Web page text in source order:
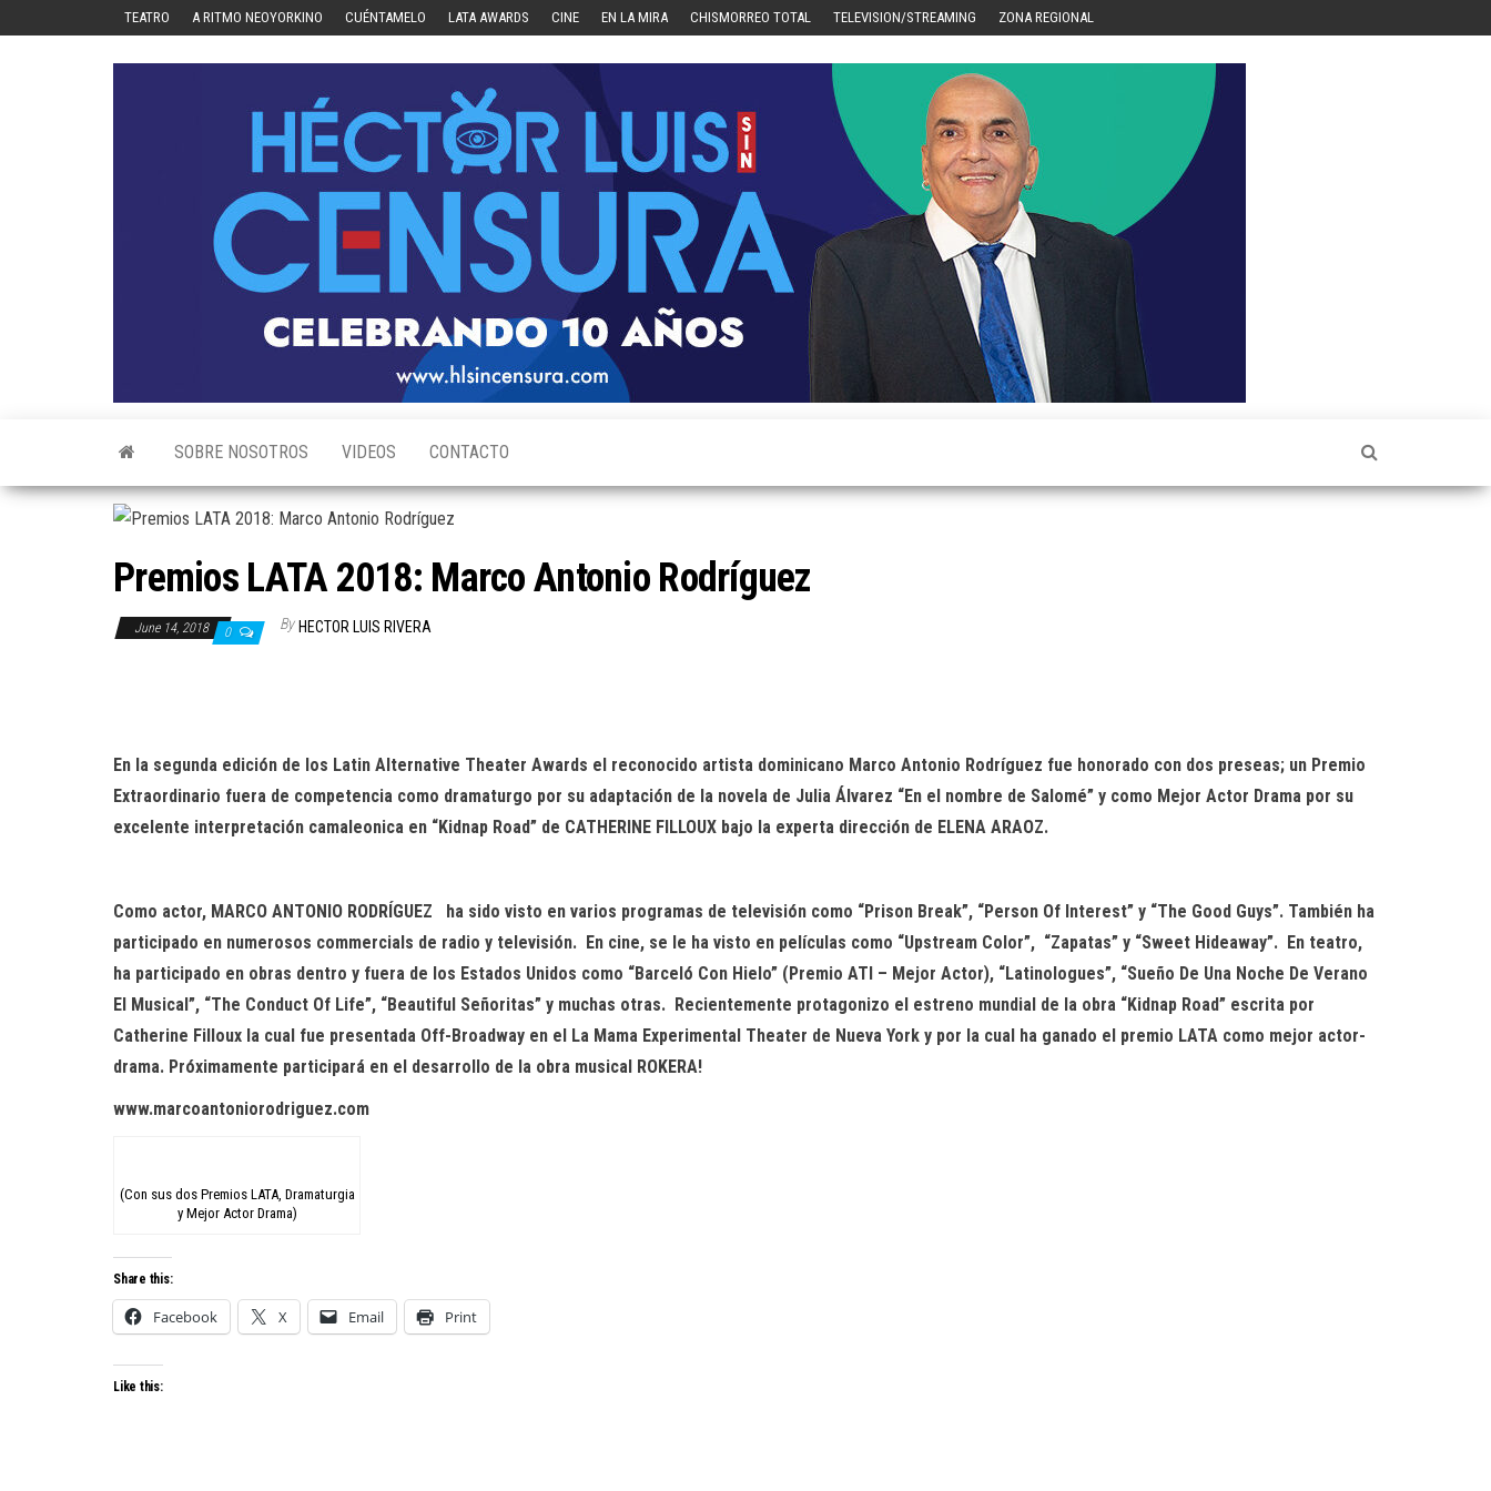
TEATRO A RITMO NEOYORKINO CUÉNTAMELO LATA AWARDS CINE EN LA MIRA CHISMORREO TOTAL TELEVISION/STREAMING ZONA REGIONAL
SOBRE NOSOTROS VIDEOS CONTACTO
Premios LATA 2018: Marco Antonio Rodríguez
June 14, 2018 0 By HECTOR LUIS RIVERA
En la segunda edición de los Latin Alternative Theater Awards el reconocido artista dominicano Marco Antonio Rodríguez fue honorado con dos preseas; un Premio
Extraordinario fuera de competencia como dramaturgo por su adaptación de la novela de Julia Álvarez “En el nombre de Salomé” y como Mejor Actor Drama por su
excelente interpretación camaleonica en “Kidnap Road” de CATHERINE FILLOUX bajo la experta dirección de ELENA ARAOZ.
Como actor, MARCO ANTONIO RODRÍGUEZ ha sido visto en varios programas de televisión como “Prison Break”, “Person Of Interest” y “The Good Guys”. También ha
participado en numerosos commercials de radio y televisión. En cine, se le ha visto en películas como “Upstream Color”, “Zapatas” y “Sweet Hideaway”. En teatro,
ha participado en obras dentro y fuera de los Estados Unidos como “Barceló Con Hielo” (Premio ATI – Mejor Actor), “Latinologues”, “Sueño De Una Noche De Verano
El Musical”, “The Conduct Of Life”, “Beautiful Señoritas” y muchas otras. Recientemente protagonizo el estreno mundial de la obra “Kidnap Road” escrita por
Catherine Filloux la cual fue presentada Off-Broadway en el La Mama Experimental Theater de Nueva York y por la cual ha ganado el premio LATA como mejor actor-
drama. Próximamente participará en el desarrollo de la obra musical ROKERA!
www.marcoantoniorodriguez.com
(Con sus dos Premios LATA, Dramaturgia
y Mejor Actor Drama)
Share this:
Facebook X Email Print
Like this: